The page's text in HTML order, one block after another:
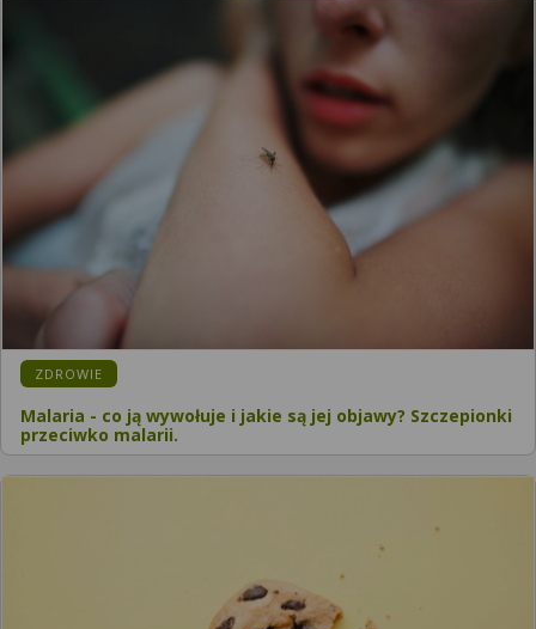
KATEGORIA:
ZDROWIE
Malaria - co ją wywołuje i jakie są jej objawy? Szczepionki
przeciwko malarii.